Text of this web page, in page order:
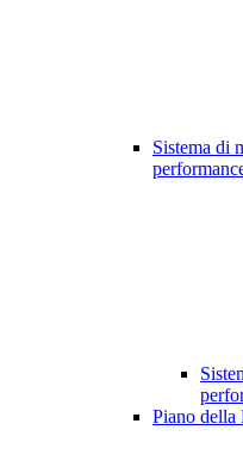
Sistema di
Piano della